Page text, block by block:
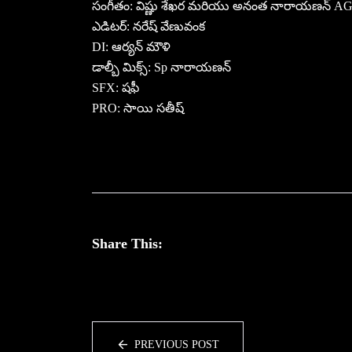
సంగీతం: విష్ణు శేఖర మరియు అనంత నారాయణన్ AG
ఎడిటర్: నరేష్ వేణువంక
DI: ఆర్యన్ మౌళి
డాల్బీ మిక్స్: Sp నారాయణన్
SFX: షఫీ
PRO: సాయి సతీష్
Share This:
PREVIOUS POST